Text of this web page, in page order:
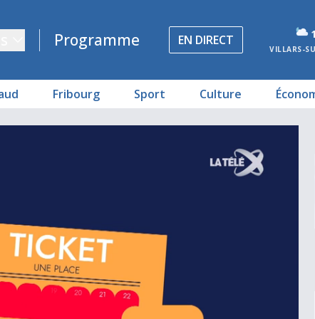
Programme EN DIRECT
VILLARS-
Fribourg Sport Culture